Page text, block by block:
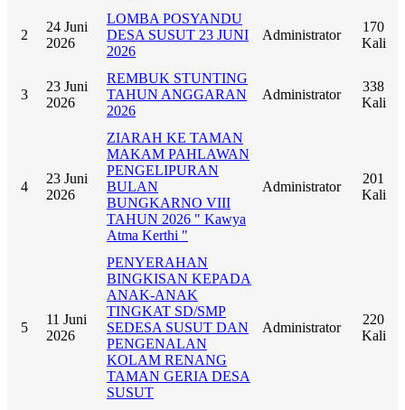
2
24 Juni
2026
LOMBA POSYANDU
DESA SUSUT 23 JUNI
2026
Administrator
170
Kali
3
23 Juni
2026
REMBUK STUNTING
TAHUN ANGGARAN
2026
Administrator
338
Kali
4
23 Juni
2026
ZIARAH KE TAMAN
MAKAM PAHLAWAN
PENGELIPURAN
BULAN
BUNGKARNO VIII
TAHUN 2026 " Kawya
Atma Kerthi "
Administrator
201
Kali
5
11 Juni
2026
PENYERAHAN
BINGKISAN KEPADA
ANAK-ANAK
TINGKAT SD/SMP
SEDESA SUSUT DAN
PENGENALAN
KOLAM RENANG
TAMAN GERIA DESA
SUSUT
Administrator
220
Kali